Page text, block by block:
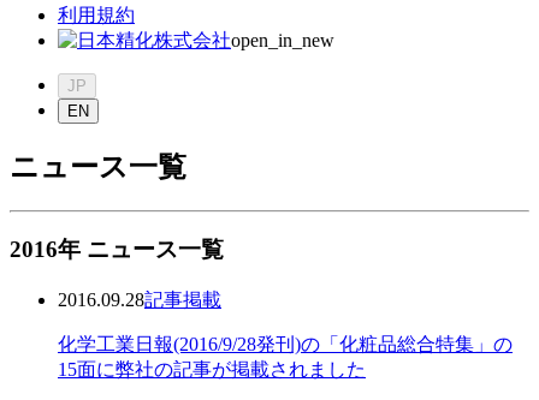
利用規約
open_in_new
JP
EN
ニュース一覧
2016年 ニュース一覧
2016.09.28記事掲載
化学工業日報(2016/9/28発刊)の「化粧品総合特集」の
15面に弊社の記事が掲載されました